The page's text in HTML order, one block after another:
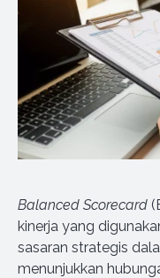
Balanced Scorecard
kinerja yang
sasaran strategis
menunjukkan